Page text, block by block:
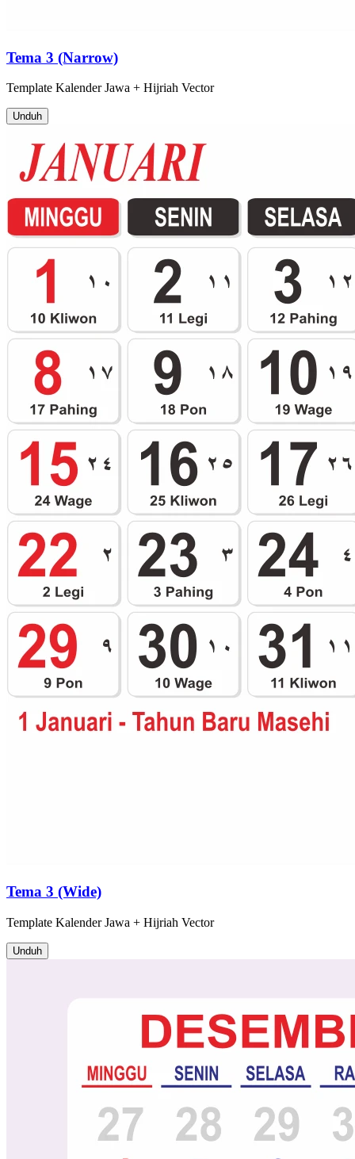
Tema 3 (Narrow)
Template Kalender Jawa + Hijriah Vector
Unduh
Tema 3 (Wide)
Template Kalender Jawa + Hijriah Vector
Unduh